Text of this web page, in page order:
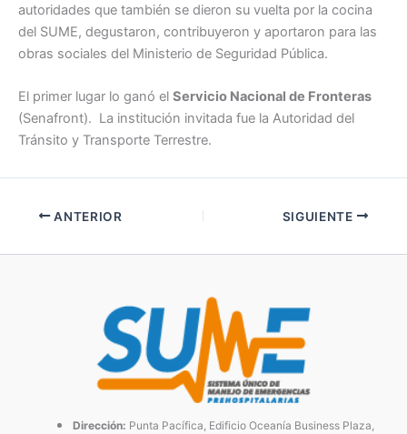
autoridades que también se dieron su vuelta por la cocina
del SUME, degustaron, contribuyeron y aportaron para las
obras sociales del Ministerio de Seguridad Pública.
El primer lugar lo ganó el Servicio Nacional de Fronteras
(Senafront). La institución invitada fue la Autoridad del
Tránsito y Transporte Terrestre.
ANTERIOR SIGUIENTE
Dirección: Punta Pacífica, Edificio Oceanía Business Plaza,